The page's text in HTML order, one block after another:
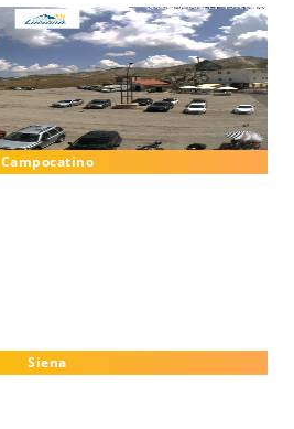
Campocatino
Siena